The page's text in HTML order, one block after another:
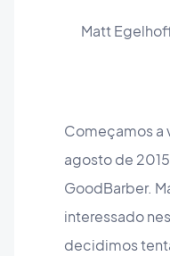
Matt
Começamos a
agosto de
GoodBarber.
interessado
decidimos